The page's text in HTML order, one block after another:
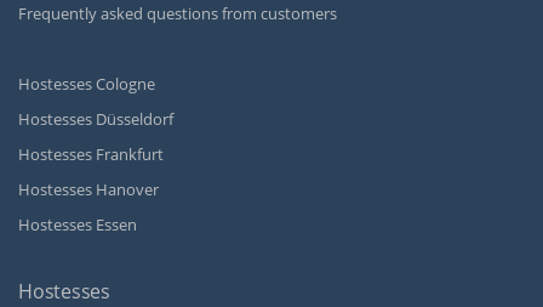
Frequently asked questions from customers
Hostesses Cologne
Hostesses Düsseldorf
Hostesses Frankfurt
Hostesses Hanover
Hostesses Essen
Hostesses